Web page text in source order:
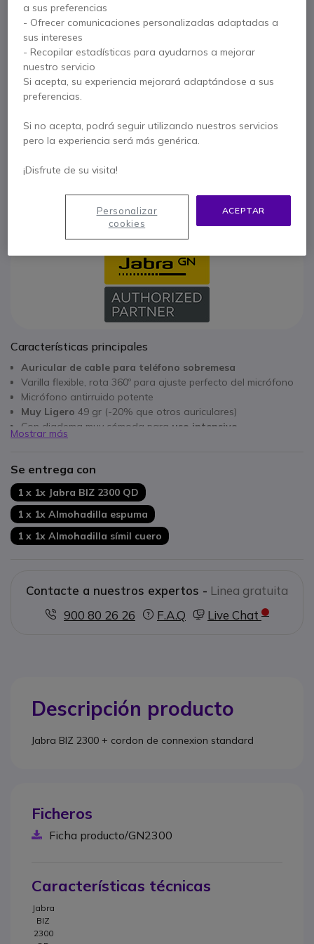
Jabra BIZ 2300 QD Mono
87,25 €
24,20 €
Paga en 3 pagos de44,95 € Mostrar más
Características principales
Auricular de cable para teléfono sobremesa
Varilla flexible, rota 360º para ajuste perfecto del micrófono
Micrófono antirruido potente
Muy Ligero 49 gr (-20% que otros auriculares)
Con diadema muy cómoda para uso intensivo
Almohadillas adaptadas para cubrir perfectamente la oreja
estándar
Mostrar más
Se entrega con
1 x 1x Jabra BIZ 2300 QD
1 x 1x Almohadilla espuma
1 x 1x Almohadilla símil cuero
Contacte a nuestros expertos - Linea gratuita
900 80 26 26
F.A.Q Live Chat
Descripción producto
Jabra BIZ 2300 + cordon de connexion standard
Ficheros
Ficha producto/GN2300
Características técnicas
Jabra
BIZ
2300
a sus preferencias
- Ofrecer comunicaciones personalizadas adaptadas a
sus intereses
- Recopilar estadísticas para ayudarnos a mejorar
nuestro servicio
Si acepta, su experiencia mejorará adaptándose a sus
preferencias.
Si no acepta, podrá seguir utilizando nuestros servicios
pero la experiencia será más genérica.
¡Disfrute de su visita!
ACEPTAR
Personalizar
cookies